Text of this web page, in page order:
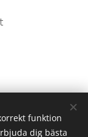
funktion
dig bästa